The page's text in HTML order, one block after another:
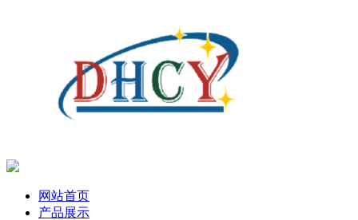
网站首页
产品展示